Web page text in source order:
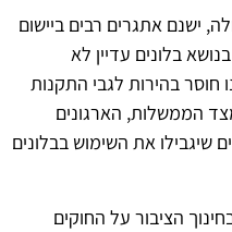
ישנם אתגרים רבים ביישום
בלונים עדיין לא
חוסר בהירות לגבי התקנות
הממשלות, הארגונים
שיגבילו את השימוש בבלונים
הציבור על החוקים